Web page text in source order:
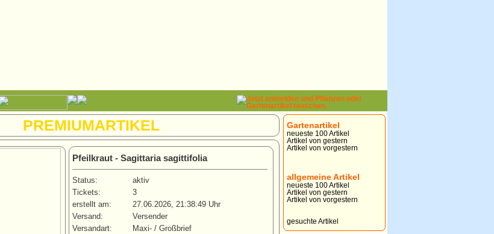
PREMIUMARTIKEL
Pfeilkraut - Sagittaria sagittifolia
Status:
aktiv
Tickets:
3
erstellt am:
27.06.2026, 21:38:49 Uhr
Versand:
Versender
Versandart:
Maxi- / Großbrief
Gartenartikel
neueste 100 Artikel
Artikel von gestern
Artikel von vorgestern
allgemeine Artikel
neueste 100 Artikel
Artikel von gestern
Artikel von vorgestern
gesuchte Artikel